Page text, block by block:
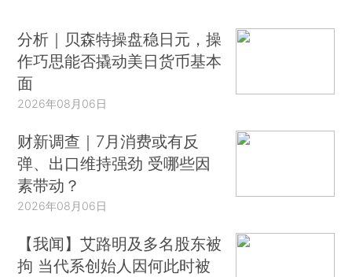
分析｜贝森特操盘稳日元，操
作巧思能否撬动美日货币基本
面
2026年08月06日
财新调查｜7月消费或有反
弹、出口维持强劲 受哪些因
素带动？
2026年08月06日
【我闻】艾路明及多名股东被
拘 当代系创始人因何此时被